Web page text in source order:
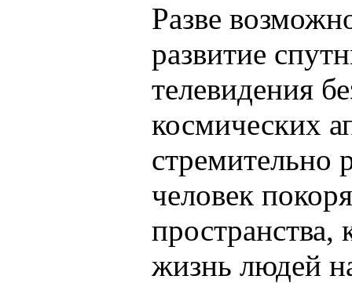
Разве
развитие
телевидения
космических
стремительно
человек
пространства,
жизнь людей